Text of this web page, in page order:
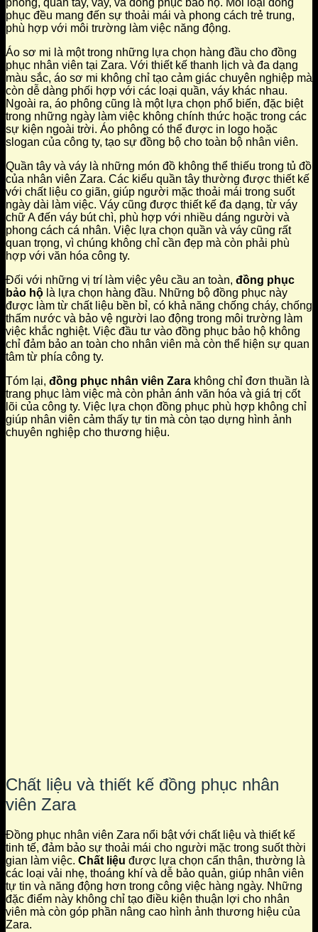
phông, quần tây, váy, và đồng phục bảo hộ. Mỗi loại đồng
phục đều mang đến sự thoải mái và phong cách trẻ trung,
phù hợp với môi trường làm việc năng động.
Áo sơ mi là một trong những lựa chọn hàng đầu cho đồng
phục nhân viên tại Zara. Với thiết kế thanh lịch và đa dạng
màu sắc, áo sơ mi không chỉ tạo cảm giác chuyên nghiệp mà
còn dễ dàng phối hợp với các loại quần, váy khác nhau.
Ngoài ra, áo phông cũng là một lựa chọn phổ biến, đặc biệt
trong những ngày làm việc không chính thức hoặc trong các
sự kiện ngoài trời. Áo phông có thể được in logo hoặc
slogan của công ty, tạo sự đồng bộ cho toàn bộ nhân viên.
Quần tây và váy là những món đồ không thể thiếu trong tủ đồ
của nhân viên Zara. Các kiểu quần tây thường được thiết kế
với chất liệu co giãn, giúp người mặc thoải mái trong suốt
ngày dài làm việc. Váy cũng được thiết kế đa dạng, từ váy
chữ A đến váy bút chì, phù hợp với nhiều dáng người và
phong cách cá nhân. Việc lựa chọn quần và váy cũng rất
quan trọng, vì chúng không chỉ cần đẹp mà còn phải phù
hợp với văn hóa công ty.
Đối với những vị trí làm việc yêu cầu an toàn, đồng phục
bảo hộ là lựa chọn hàng đầu. Những bộ đồng phục này
được làm từ chất liệu bền bỉ, có khả năng chống cháy, chống
thấm nước và bảo vệ người lao động trong môi trường làm
việc khắc nghiệt. Việc đầu tư vào đồng phục bảo hộ không
chỉ đảm bảo an toàn cho nhân viên mà còn thể hiện sự quan
tâm từ phía công ty.
Tóm lại, đồng phục nhân viên Zara không chỉ đơn thuần là
trang phục làm việc mà còn phản ánh văn hóa và giá trị cốt
lõi của công ty. Việc lựa chọn đồng phục phù hợp không chỉ
giúp nhân viên cảm thấy tự tin mà còn tạo dựng hình ảnh
chuyên nghiệp cho thương hiệu.
Chất liệu và thiết kế đồng phục nhân
viên Zara
Đồng phục nhân viên Zara nổi bật với chất liệu và thiết kế
tinh tế, đảm bảo sự thoải mái cho người mặc trong suốt thời
gian làm việc. Chất liệu được lựa chọn cẩn thận, thường là
các loại vải nhẹ, thoáng khí và dễ bảo quản, giúp nhân viên
tự tin và năng động hơn trong công việc hàng ngày. Những
đặc điểm này không chỉ tạo điều kiện thuận lợi cho nhân
viên mà còn góp phần nâng cao hình ảnh thương hiệu của
Zara.